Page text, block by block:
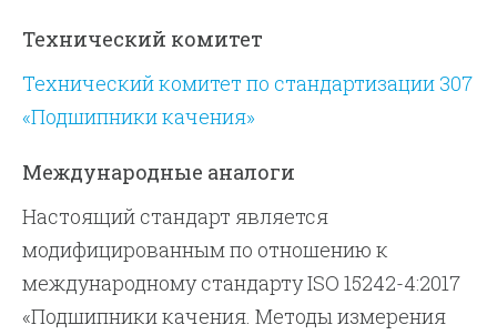
Технический комитет
Технический комитет по стандартизации 307
«Подшипники качения»
Международные аналоги
Настоящий стандарт является
модифицированным по отношению к
международному стандарту ISO 15242-4:2017
«Подшипники качения. Методы измерения